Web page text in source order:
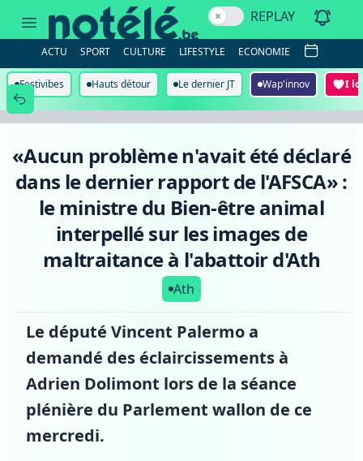
problème
n'avait
dans
dernier
rapport
de
ministre
l'abattoir
REPLAY
ACTU SPORT CULTURE LIFESTYLE ECONOMIE
Festivibes Hauts détour Le dernier JT Wap'innov I
«Aucun problème n'avait été déclaré
dans le dernier rapport de l'AFSCA» :
le ministre du Bien-être animal
interpellé sur les images de
maltraitance à l'abattoir d'Ath
Ath
Le député Vincent Palermo a
demandé des éclaircissements à
Adrien Dolimont lors de la séance
plénière du Parlement wallon de ce
mercredi.